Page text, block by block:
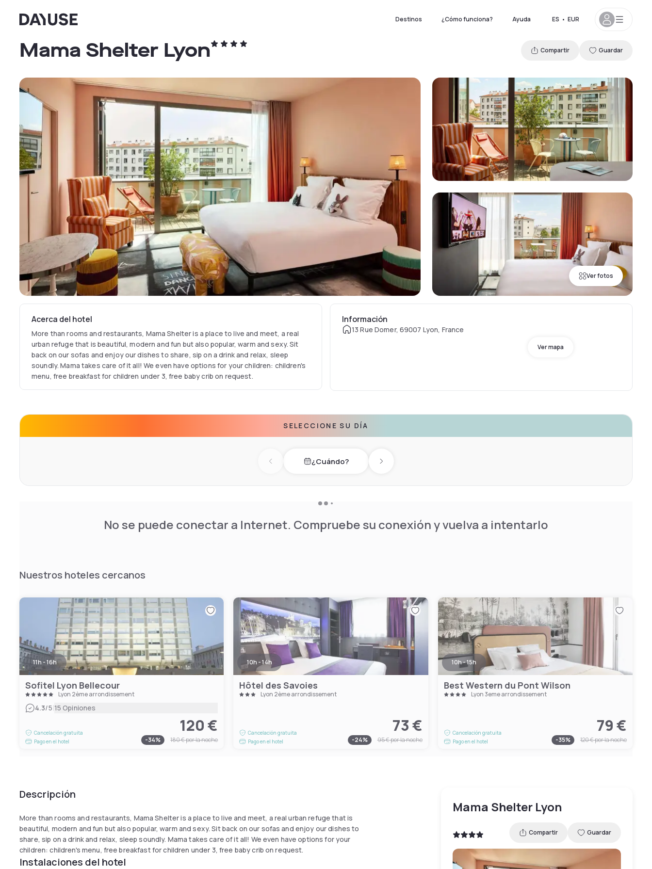
Dayuse Destinos ¿Cómo funciona? Ayuda ES • EUR
Ver fotos
Mama Shelter Lyon Compartir Guardar
Acerca del hotel
More than rooms and restaurants, Mama Shelter is a place to live and meet, a real
urban refuge that is beautiful, modern and fun but also popular, warm and sexy. Sit
back on our sofas and enjoy our dishes to share, sip on a drink and relax, sleep
soundly. Mama takes care of it all! We even have options for your children: children's
menu, free breakfast for children under 3, free baby crib on request.
Información
13 Rue Domer, 69007 Lyon, France
Ver mapa
SELECCIONE SU DÍA
Previous day¿Cuándo? Next day
No se puede conectar a Internet. Compruebe su conexión y vuelva a intentarlo
Nuestros hoteles cercanos
11h - 16h
Sofitel Lyon Bellecour
Lyon 2ème arrondissement
4.3/5|15 Opiniones
Cancelación gratuita
Pago en el hotel
120 €
-34% 180 €por la noche
10h - 14h
Hôtel des Savoies
Lyon 2ème arrondissement
Cancelación gratuita
Pago en el hotel
73 €
-24% 95 €por la noche
10h - 15h
Best Western du Pont Wilson
Lyon 3eme arrondissement
Cancelación gratuita
Pago en el hotel
79 €
-35% 120 €por la noche
Descripción
More than rooms and restaurants, Mama Shelter is a place to live and meet, a real urban refuge that is
beautiful, modern and fun but also popular, warm and sexy. Sit back on our sofas and enjoy our dishes to
share, sip on a drink and relax, sleep soundly. Mama takes care of it all! We even have options for your
children: children's menu, free breakfast for children under 3, free baby crib on request.
Instalaciones del hotel
Mama Shelter Lyon
Compartir Guardar